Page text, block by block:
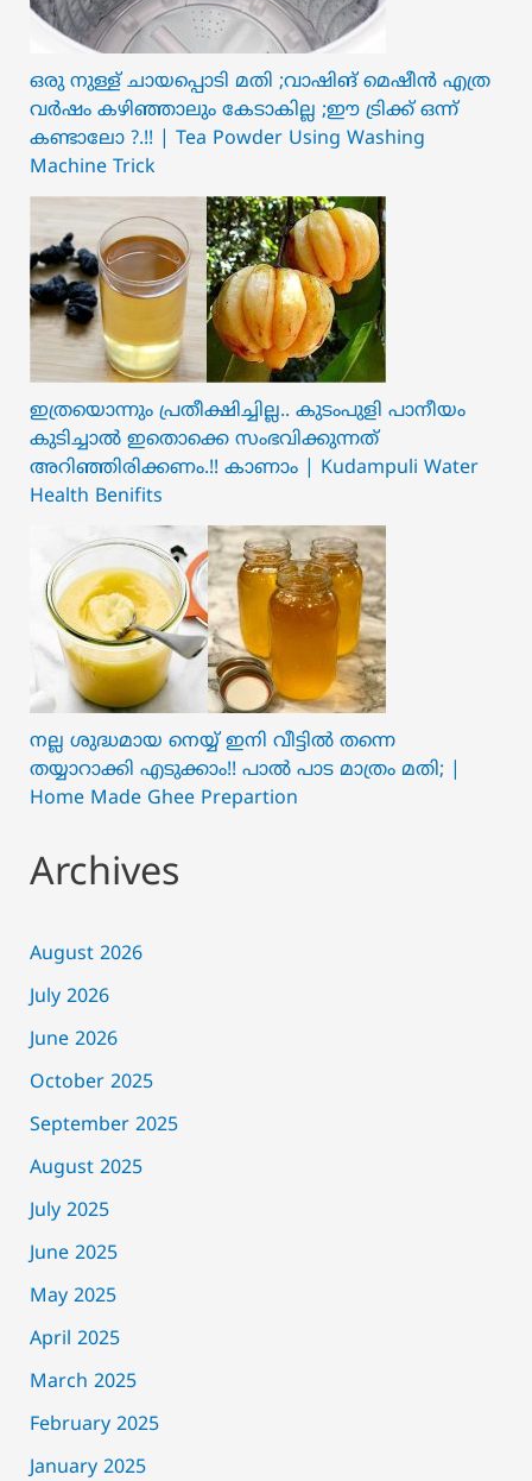
ഒരു നുള്ള് ചായപ്പൊടി മതി ;വാഷിങ് മെഷീൻ എത്ര
വർഷം കഴിഞ്ഞാലും കേടാകില്ല ;ഈ ട്രിക്ക് ഒന്ന്
കണ്ടാലോ ?.!! | Tea Powder Using Washing
Machine Trick
ഇത്രയൊന്നും പ്രതീക്ഷിച്ചില്ല.. ക‍ു‌ടംപുളി പാനീയം
കുടിച്ചാൽ ഇതൊക്കെ സംഭവിക്കുന്നത്
അറിഞ്ഞിരിക്കണം.!! കാണാം | Kudampuli Water
Health Benifits
നല്ല ശുദ്ധമായ നെയ്യ് ഇനി വീട്ടിൽ തന്നെ
തയ്യാറാക്കി എടുക്കാം!! പാൽ പാട മാത്രം മതി; |
Home Made Ghee Prepartion
Archives
August 2026
July 2026
June 2026
October 2025
September 2025
August 2025
July 2025
June 2025
May 2025
April 2025
March 2025
February 2025
January 2025